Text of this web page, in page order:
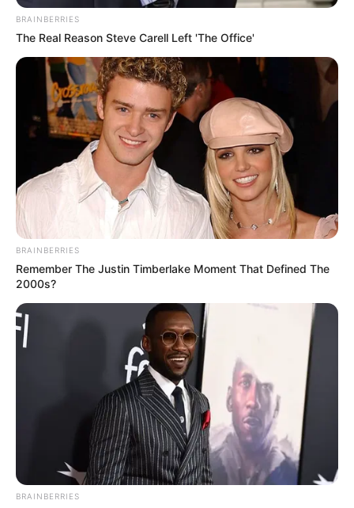
Intento de robo a
camioneta en Engativá: los
ladrones se quedaron los
crespos hechos gracias a
una vecina
CAMIONETA
Operativo militar frustra
millonario negocio del
LA CEJA
Ciclista fue arrollada
fatalmente por camioneta
fantasma en La Ceja
CAMIONETA
Decomisaron $300
millones en una camioneta
BRAINBERRIES
The Real Reason Steve Carell Left 'The Office'
BRAINBERRIES
Remember The Justin Timberlake Moment That Defined The
2000s?
BRAINBERRIES